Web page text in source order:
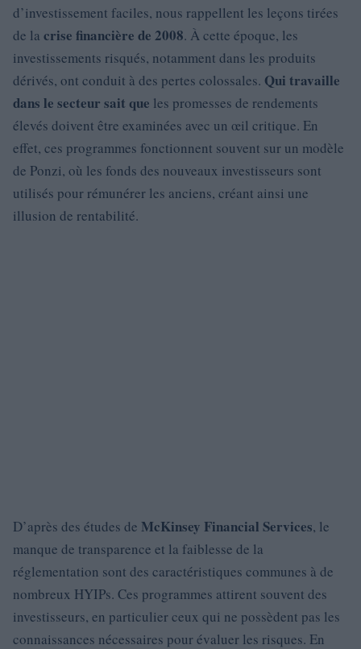
d’investissement faciles, nous rappellent les leçons tirées
de la crise financière de 2008. À cette époque, les
investissements risqués, notamment dans les produits
dérivés, ont conduit à des pertes colossales. Qui travaille
dans le secteur sait que les promesses de rendements
élevés doivent être examinées avec un œil critique. En
effet, ces programmes fonctionnent souvent sur un modèle
de Ponzi, où les fonds des nouveaux investisseurs sont
utilisés pour rémunérer les anciens, créant ainsi une
illusion de rentabilité.
D’après des études de McKinsey Financial Services, le
manque de transparence et la faiblesse de la
réglementation sont des caractéristiques communes à de
nombreux HYIPs. Ces programmes attirent souvent des
investisseurs, en particulier ceux qui ne possèdent pas les
connaissances nécessaires pour évaluer les risques. En